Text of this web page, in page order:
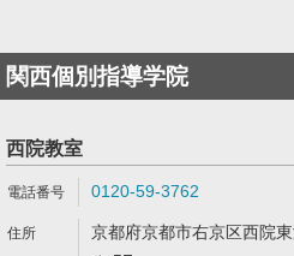
関西個別指導学院
西院教室
0120-59-3762
京都府京都市右京区西院